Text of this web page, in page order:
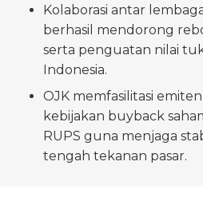
Kolaborasi antar
berhasil mendorong
serta penguatan nilai
Indonesia.
OJK memfasilitasi
kebijakan buyback
RUPS guna menjaga
tengah tekanan pasar.